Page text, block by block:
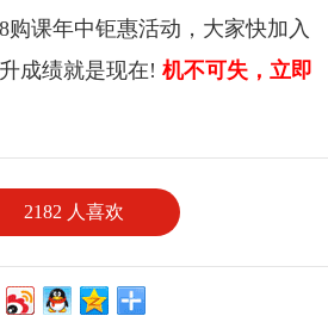
购课年中钜惠活动，大家快加入
成绩就是现在! 机不可失，立即
2182 人喜欢